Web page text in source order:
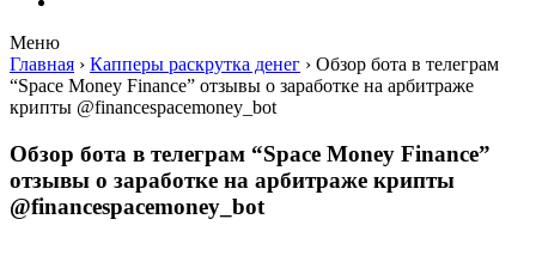
Меню
Главная › Капперы раскрутка денег › Обзор бота в телеграм
“Space Money Finance” отзывы о заработке на арбитраже
крипты @financespacemoney_bot
Обзор бота в телеграм “Space Money Finance”
отзывы о заработке на арбитраже крипты
@financespacemoney_bot